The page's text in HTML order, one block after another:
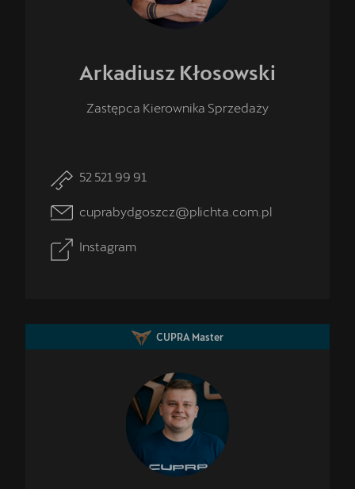
Arkadiusz Kłosowski
Zastępca Kierownika Sprzedaży
52 521 99 91
cuprabydgoszcz@plichta.com.pl
Instagram
CUPRA Master